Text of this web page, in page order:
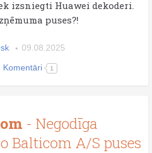
izsniegti Huawei dekoderi.
puses?!
09.08.2025
Komentāri 1
- Negodīga
Balticom A/S puses